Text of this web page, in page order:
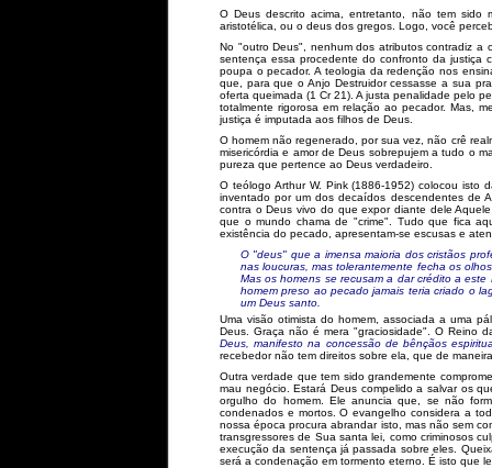
O Deus descrito acima, entretanto, não tem sido
aristotélica, ou o deus dos gregos. Logo, você
No "outro Deus", nenhum dos atributos contradiz a
sentença essa procedente do confronto da justiça
poupa o pecador. A teologia da redenção nos
que, para que o Anjo Destruidor cessasse a sua
oferta queimada (1 Cr 21). A justa penalidade pelo
totalmente rigorosa em relação ao pecador. Mas,
justiça é imputada aos filhos de Deus.
O homem não regenerado, por sua vez, não crê
misericórdia e amor de Deus sobrepujem a tudo o
pureza que pertence ao Deus verdadeiro.
O teólogo Arthur W. Pink (1886-1952) colocou isto
inventado por um dos decaídos descendentes de
contra o Deus vivo do que expor diante dele
que o mundo chama de "crime". Tudo que fica
existência do pecado, apresentam-se escusas e
O "deus" que a imensa maioria dos cristãos
nas loucuras, mas tolerantemente fecha os
Mas os homens se recusam a dar crédito a
homem preso ao pecado jamais teria criado o
um Deus santo.
Uma visão otimista do homem, associada a uma
Deus. Graça não é mera "graciosidade". O Reino
Deus, manifesto na concessão de bênçãos
recebedor não tem direitos sobre ela, que de
Outra verdade que tem sido grandemente
mau negócio. Estará Deus compelido a salvar os
orgulho do homem. Ele anuncia que, se não
condenados e mortos. O evangelho considera a
nossa época procura abrandar isto, mas não sem
transgressores de Sua santa lei, como criminosos
execução da sentença já passada sobre eles.
será a condenação em tormento eterno. É isto que